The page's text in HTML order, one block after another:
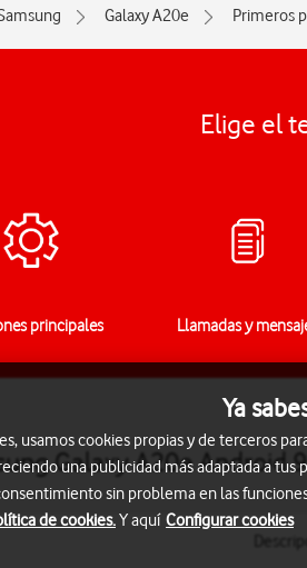
Galaxy A20e Primeros
Elige el
principales Llamadas y
Galaxy A20e Android
Ya
usamos cookies propias y de terceros
una publicidad más adaptada a
sin problema en las
de cookies.Y aquí Configurar cookies